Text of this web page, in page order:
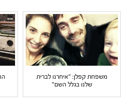
משפחת קפלן: "איחרנו לברית
שלנו בגלל השם"